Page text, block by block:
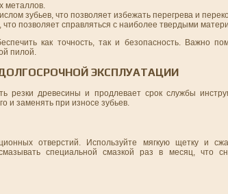
металлов.
зубьев, что позволяет избежать перегрева и
позволяет справляться с наиболее твердыми
как точность, так и безопасность. Важно
пилой.
ЭКСПЛУАТАЦИИ
резки древесины и продлевает срок службы
и заменять при износе зубьев.
отверстий. Используйте мягкую щетку и
специальной смазкой раз в месяц, что